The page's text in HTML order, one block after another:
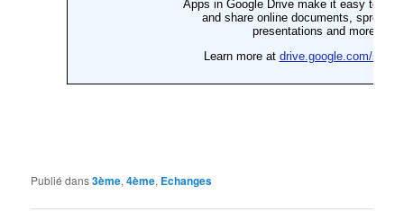
Publié dans3ème,4ème, Echanges